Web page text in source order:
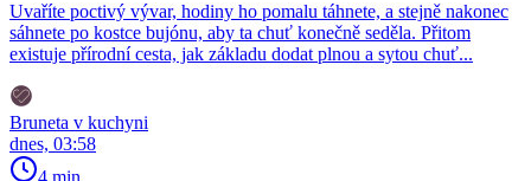
Uvaříte poctivý vývar, hodiny ho pomalu táhnete, a stejně nakonec
sáhnete po kostce bujónu, aby ta chuť konečně seděla. Přitom
existuje přírodní cesta, jak základu dodat plnou a sytou chuť...
Bruneta v kuchyni
dnes, 03:58